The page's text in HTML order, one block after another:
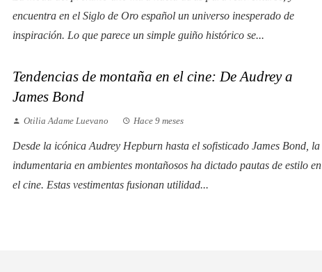
encuentra en el Siglo de Oro español un universo inesperado de
inspiración. Lo que parece un simple guiño histórico se...
Tendencias de montaña en el cine: De Audrey a
James Bond
Otilia Adame Luevano Hace 9 meses
Desde la icónica Audrey Hepburn hasta el sofisticado James Bond, la
indumentaria en ambientes montañosos ha dictado pautas de estilo en
el cine. Estas vestimentas fusionan utilidad...